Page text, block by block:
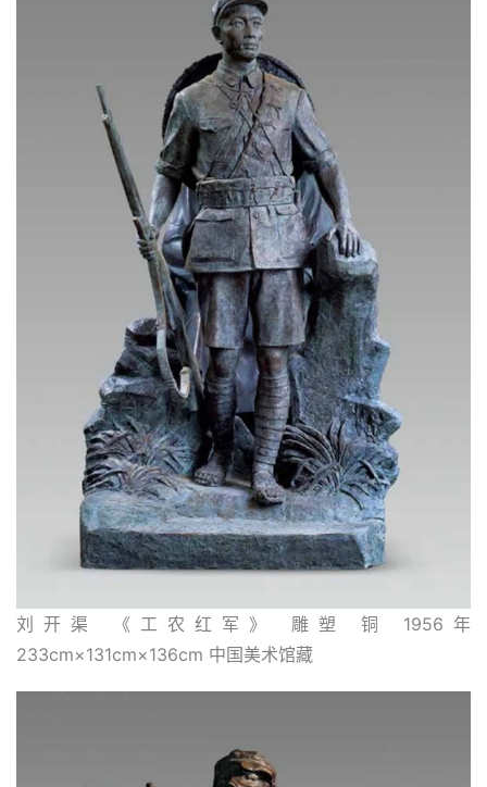
刘开渠 《工农红军》 雕塑 铜 1956年
233cm×131cm×136cm 中国美术馆藏